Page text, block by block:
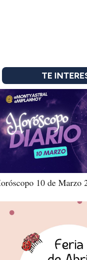
TE
10 de Marzo